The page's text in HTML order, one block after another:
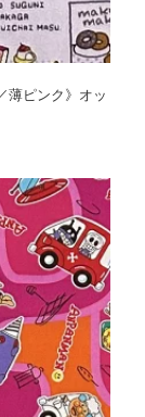
薄ピンク》オッ